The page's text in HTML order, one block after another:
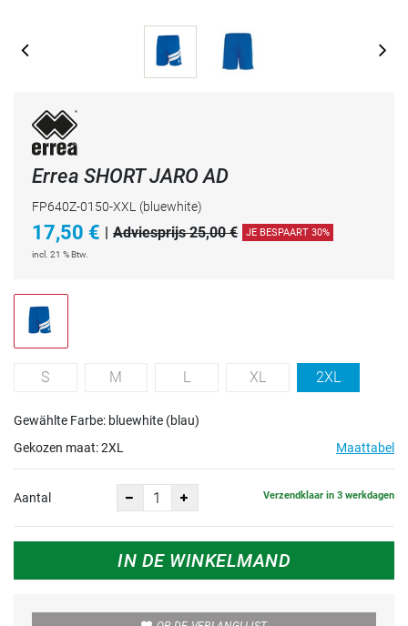
Errea SHORT JARO AD
FP640Z-0150-XXL (bluewhite)
17,50 € | Adviesprijs 25,00 € JE BESPAART 30%
incl. 21 % Btw.
S M L XL 2XL
Gewählte Farbe: bluewhite (blau)
Gekozen maat:2XL Maattabel
Aantal Verzendklaar in 3 werkdagen
IN DE WINKELMAND